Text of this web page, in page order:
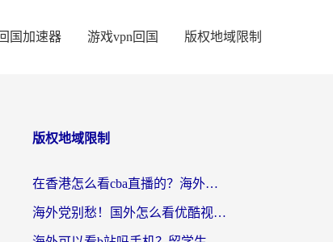
回国加速器 游戏vpn回国 版权地域限制
版权地域限制
在香港怎么看cba直播的？海外党体育观赛终极指南：告别版权限制，畅享中文解说
海外党别愁！国外怎么看优酷视频？一招解决追剧、看直播难题